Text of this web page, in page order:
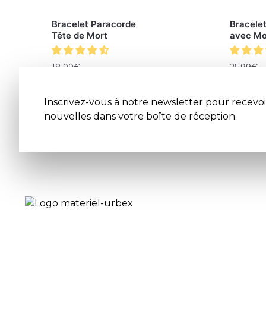
Bracelet Paracorde
Tête de Mort
18.99€
avec
25.99€
Inscrivez-vous à notre newsletter pour
nouvelles dans votre boîte de réception.